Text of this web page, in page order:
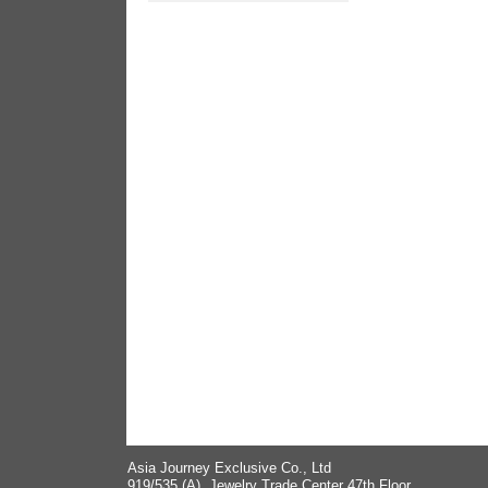
Asia Journey Exclusive Co., Ltd